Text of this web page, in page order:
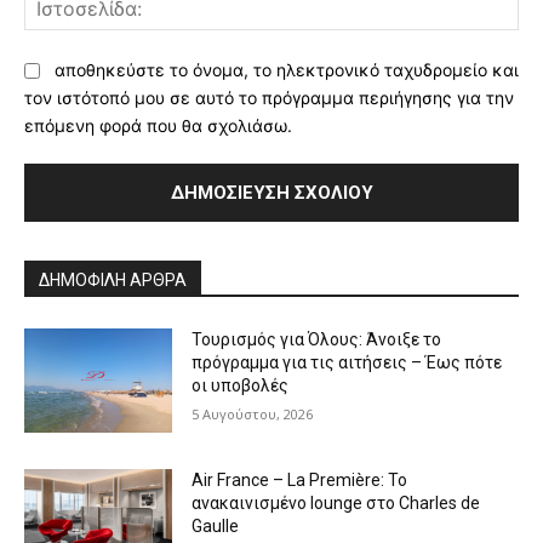
αποθηκεύστε το όνομα, το ηλεκτρονικό ταχυδρομείο και
τον ιστότοπό μου σε αυτό το πρόγραμμα περιήγησης για την
επόμενη φορά που θα σχολιάσω.
ΔΗΜΟΦΙΛΗ ΑΡΘΡΑ
Τουρισμός για Όλους: Άνοιξε το
πρόγραμμα για τις αιτήσεις – Έως πότε
οι υποβολές
5 Αυγούστου, 2026
Air France – La Première: Το
ανακαινισμένο lounge στο Charles de
Gaulle